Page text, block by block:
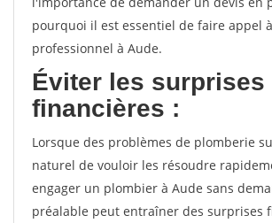
pourquoi il est essentiel de faire appel
professionnel à Aude.
Éviter les surprises
financières :
Lorsque des problèmes de plomberie
naturel de vouloir les résoudre
engager un plombier à Aude sans
préalable peut entraîner des surprises